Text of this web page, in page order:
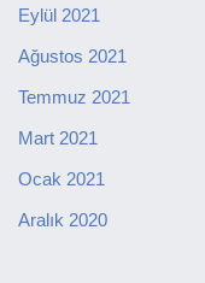
Eylül 2021
Ağustos 2021
Temmuz 2021
Mart 2021
Ocak 2021
Aralık 2020